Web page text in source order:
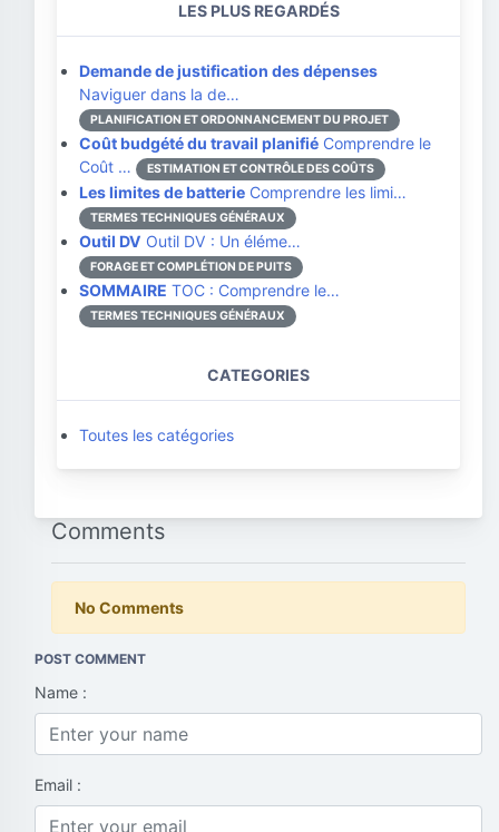
LES PLUS REGARDÉS
Demande de justification des dépenses
Naviguer dans la de…
PLANIFICATION ET ORDONNANCEMENT DU PROJET
Coût budgété du travail planifié Comprendre le
Coût …
ESTIMATION ET CONTRÔLE DES COÛTS
Les limites de batterie Comprendre les limi…
TERMES TECHNIQUES GÉNÉRAUX
Outil DV Outil DV : Un éléme…
FORAGE ET COMPLÉTION DE PUITS
SOMMAIRE TOC : Comprendre le…
TERMES TECHNIQUES GÉNÉRAUX
CATEGORIES
Toutes les catégories
Comments
No Comments
POST COMMENT
Name :
Email :